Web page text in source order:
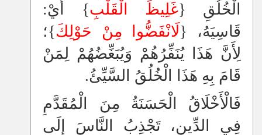
الْخُلُقِ {غَلِيظَ الْقَلْبِ} أَيْ:
قَاسِيَهُ، {لَانْفَضُّوا مِنْ حَوْلِكَ}؛
لِأَنَّ هَذَا يُنَفِّرُهُمْ وَيُبَغِّضُهُمْ لِمَنْ
قَامَ بِهِ هَذَا الْخُلُقُ السَّيِّئُ.
فَالْأَخْلَاقُ الْحَسَنَةُ مِنَ الْمُقَدَّمِ
فِي الدِّينِ، تَجْذِبُ النَّاسَ إِلَى